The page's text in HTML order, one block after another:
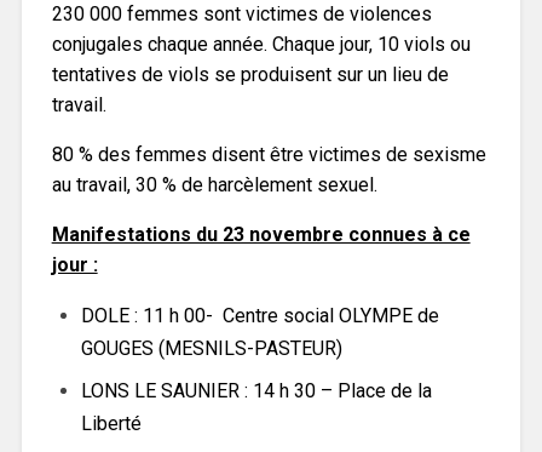
230 000 femmes sont victimes de violences
conjugales chaque année. Chaque jour, 10 viols ou
tentatives de viols se produisent sur un lieu de
travail.
80 % des femmes disent être victimes de sexisme
au travail, 30 % de harcèlement sexuel.
Manifestations du 23 novembre connues à ce
jour :
DOLE : 11 h 00- Centre social OLYMPE de
GOUGES (MESNILS-PASTEUR)
LONS LE SAUNIER : 14 h 30 – Place de la
Liberté